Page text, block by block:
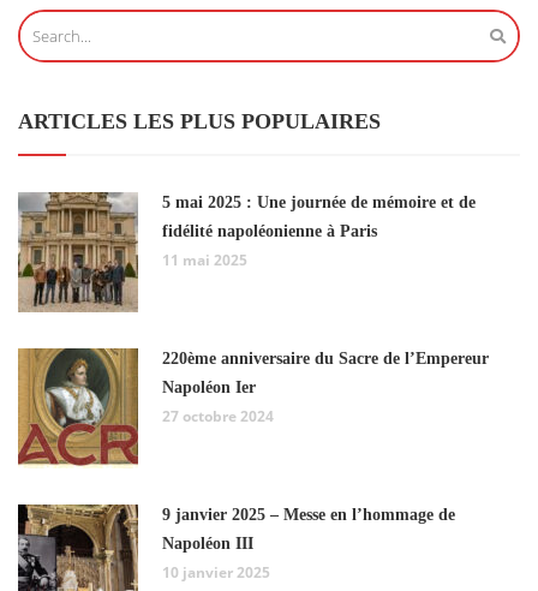
ARTICLES LES PLUS POPULAIRES
5 mai 2025 : Une journée de mémoire et de
fidélité napoléonienne à Paris
11 mai 2025
220ème anniversaire du Sacre de l’Empereur
Napoléon Ier
27 octobre 2024
9 janvier 2025 – Messe en l’hommage de
Napoléon III
10 janvier 2025